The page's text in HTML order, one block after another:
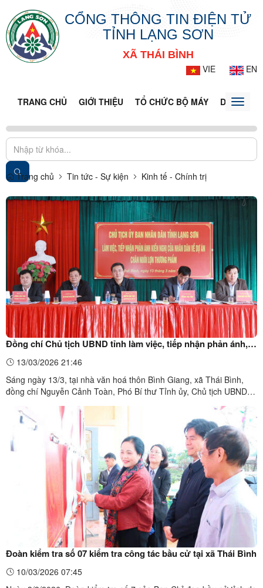
CỔNG THÔNG TIN ĐIỆN TỬ
TỈNH LẠNG SƠN
XÃ THÁI BÌNH
VIE
EN
TRANG CHỦ GIỚI THIỆU TỔ CHỨC BỘ MÁY DOANH
Toggle
Trang chủ Tin tức - Sự kiện Kinh tế - Chính trị
Đồng chí Chủ tịch UBND tỉnh làm việc, tiếp nhận phản ánh,
kiến nghị của công dân liên quan đến Dự án trang trại chăn
nuôi lợn thương phẩm ở xã Thái Bình
13/03/2026 21:46
Sáng ngày 13/3, tại nhà văn hoá thôn Bình Giang, xã Thái Bình,
đồng chí Nguyễn Cảnh Toàn, Phó Bí thư Tỉnh ủy, Chủ tịch UBND
quan đến việc thực hiện Dự án trang trại chăn nuôi lợn thương
phẩm của Công ty cổ phần chăn nuôi Rutech.Dự ...
Đoàn kiểm tra số 07 kiểm tra công tác bầu cử tại xã Thái Bình
10/03/2026 07:45